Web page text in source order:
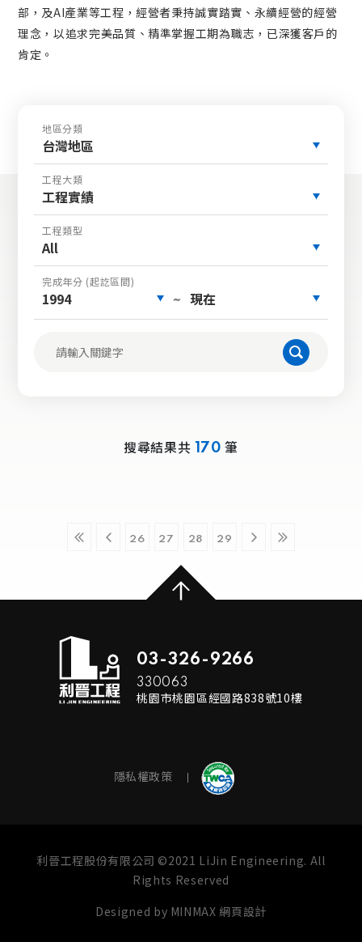
部，及AI產業等工程，經營者秉持誠實踏實、永續經營的經營
理念，以追求完美品質、精準掌握工期為職志，已深獲客戶的
肯定。
地區分類
台灣地區
工程大類
工程實績
工程類型
All
完成年分 (起訖區間)
1994 ~ 現在
搜尋結果共 170 筆
26 27 28 29
03-326-9266
330063
桃園市桃園區經國路838號10樓
隱私權政策
利晉工程股份有限公司 ©2021 LiJin Engineering. All
Rights Reserved
Designed by MINMAX 網頁設計